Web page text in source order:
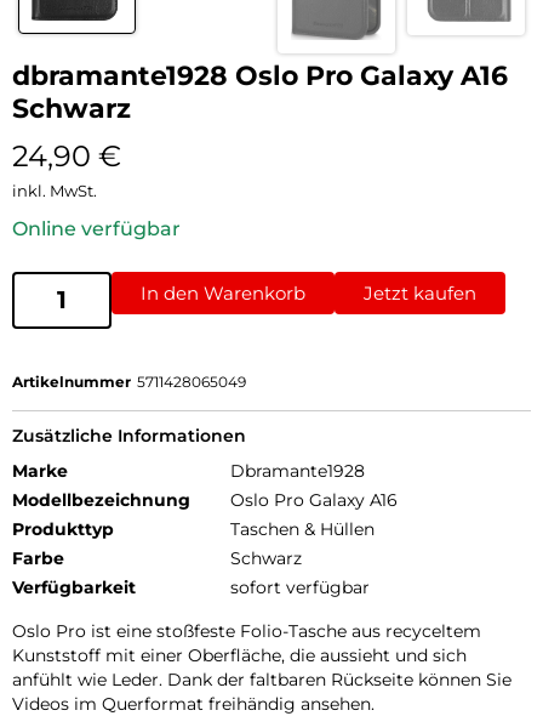
dbramante1928 Oslo Pro Galaxy A16
Schwarz
24,90 €
inkl. MwSt.
Online verfügbar
In den Warenkorb Jetzt kaufen
Artikelnummer 5711428065049
Zusätzliche Informationen
Marke
Dbramante1928
Modellbezeichnung
Oslo Pro Galaxy A16
Produkttyp
Taschen & Hüllen
Farbe
Schwarz
Verfügbarkeit
sofort verfügbar
Oslo Pro ist eine stoßfeste Folio-Tasche aus recyceltem
Kunststoff mit einer Oberfläche, die aussieht und sich
anfühlt wie Leder. Dank der faltbaren Rückseite können Sie
Videos im Querformat freihändig ansehen.